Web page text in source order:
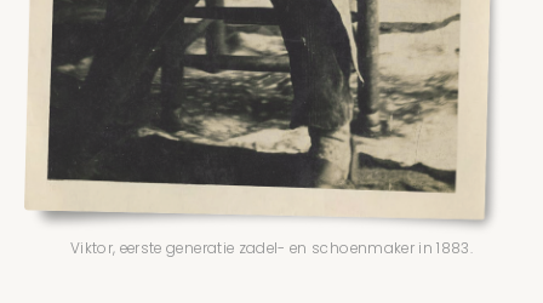
Viktor, eerste generatie zadel- en schoenmaker in 1883.